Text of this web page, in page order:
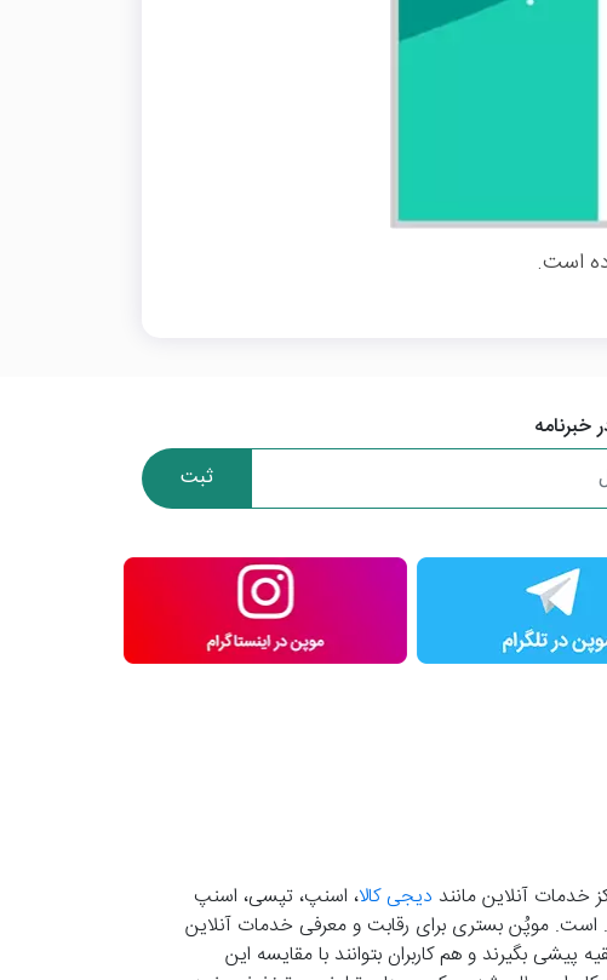
است.
ثبت
خدمات آنلاین مانند دیجی کالا، اسنپ، تپسی، اسنپ
و... است. موپُن بستری برای رقابت و معرفی خدمات آنلاین
بگیرند و هم کاربران بتوانند با مقایسه این